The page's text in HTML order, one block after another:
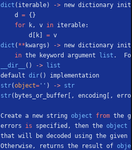
dict (iterable) -> new dictionary
    d
= {}
    for
k, v in iterable:
        d[k]
= v
dict ( ** kwargs) -> new dictionary
    in
the keyword argument list .
__dir__
() -> list
default dir() implementation
str(object='' ) -> str
str(bytes_or_buffer[, encoding[,
Create a new string object from the
errors is specified, then the object
that will be decoded using the given
Otherwise, returns the result of